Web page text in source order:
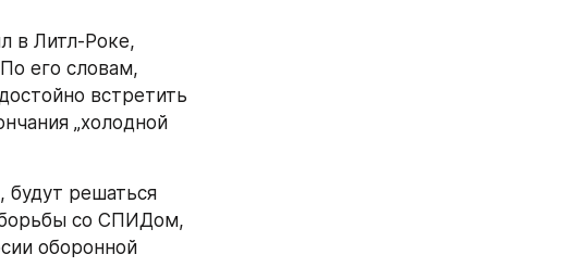
говоря
по степени своего
только
считают важными
в мире
«холодной